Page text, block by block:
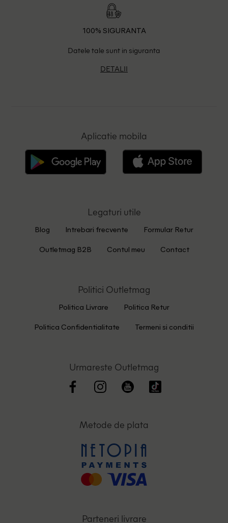
100% SIGURANTA
Datele tale sunt in siguranta
DETALII
Aplicatie mobila
Legaturi utile
Blog Intrebari frecvente Formular Retur
Outletmag B2B Contul meu Contact
Politici Outletmag
Politica Livrare Politica Retur
Politica Confidentialitate Termeni si conditii
Urmareste Outletmag
Metode de plata
Parteneri livrare